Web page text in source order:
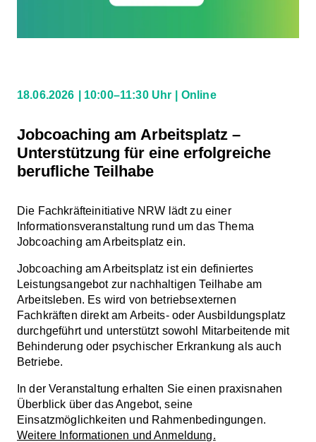
18.06.2026 10:00–11:30 Uhr Online
Jobcoaching am Arbeitsplatz –
Unterstützung für eine erfolgreiche
berufliche Teilhabe
Die Fachkräfteinitiative NRW lädt zu einer
Informationsveranstaltung rund um das Thema
Jobcoaching am Arbeitsplatz ein.
Jobcoaching am Arbeitsplatz ist ein definiertes
Leistungsangebot zur nachhaltigen Teilhabe am
Arbeitsleben. Es wird von betriebsexternen
Fachkräften direkt am Arbeits- oder Ausbildungsplatz
durchgeführt und unterstützt sowohl Mitarbeitende mit
Behinderung oder psychischer Erkrankung als auch
Betriebe.
In der Veranstaltung erhalten Sie einen praxisnahen
Überblick über das Angebot, seine
Einsatzmöglichkeiten und Rahmenbedingungen.
Weitere Informationen und Anmeldung.